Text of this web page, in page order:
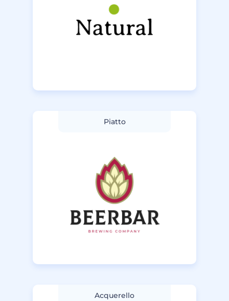
Piatto
Acquerello